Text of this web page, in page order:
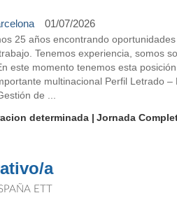
01/07/2026
25 años encontrando
Tenemos experiencia, somos
este momento tenemos esta
multinacional Perfil Letrado –
de ...
determinada Jornada
a
ETT